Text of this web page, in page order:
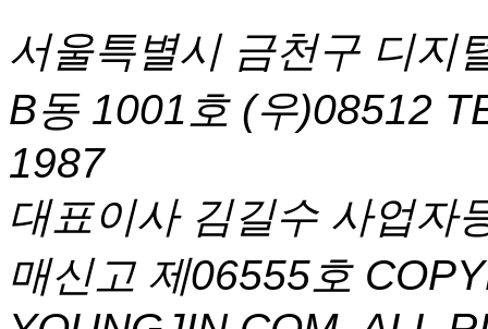
서울특별시 금천구 디지
B동 1001호 (우)08512
1987
대표이사 김길수 사업자
매신고 제06555호